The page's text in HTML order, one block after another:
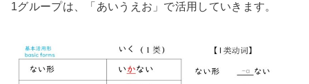
1グループは、「あいうえお」で活用していきます。